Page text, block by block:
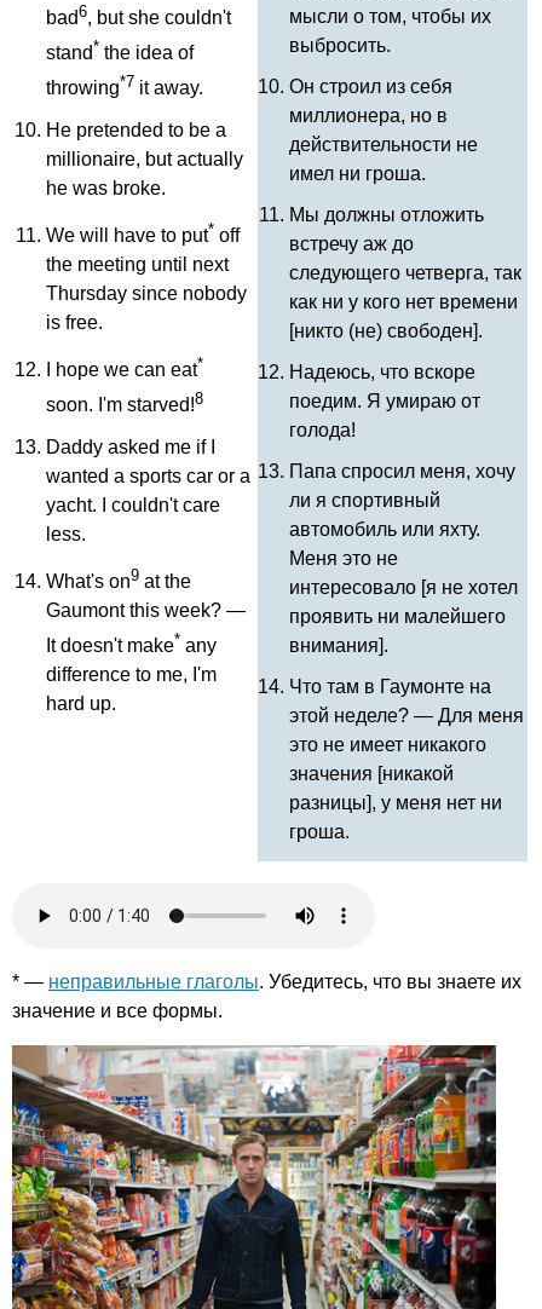
bad6, but she couldn't
stand* the idea of
throwing*7 it away.
He pretended to be a
millionaire, but actually
he was broke.
We will have to put* off
the meeting until next
Thursday since nobody
is free.
hope we can eat*
soon. I'm starved!8
Daddy asked me if
wanted a sports car or a
yacht. couldn't care
less.
What's on9 at the
Gaumont this week? —
It doesn't make* any
difference to me, I'm
hard up.
мысли о том, чтобы их
выбросить.
Он строил из себя
миллионера, но в
действительности не
имел ни гроша.
Мы должны отложить
встречу аж до
следующего четверга, так
как ни у кого нет времени
[никто (не) свободен].
Надеюсь, что вскоре
поедим. Я умираю от
голода!
Папа спросил меня, хочу
ли я спортивный
автомобиль или яхту.
Меня это не
интересовало [я не хотел
проявить ни малейшего
внимания].
Что там в Гаумонте на
этой неделе? — Для меня
это не имеет никакого
значения [никакой
разницы], у меня нет ни
гроша.
* — неправильные глаголы. Убедитесь, что вы знаете их
значение и все формы.